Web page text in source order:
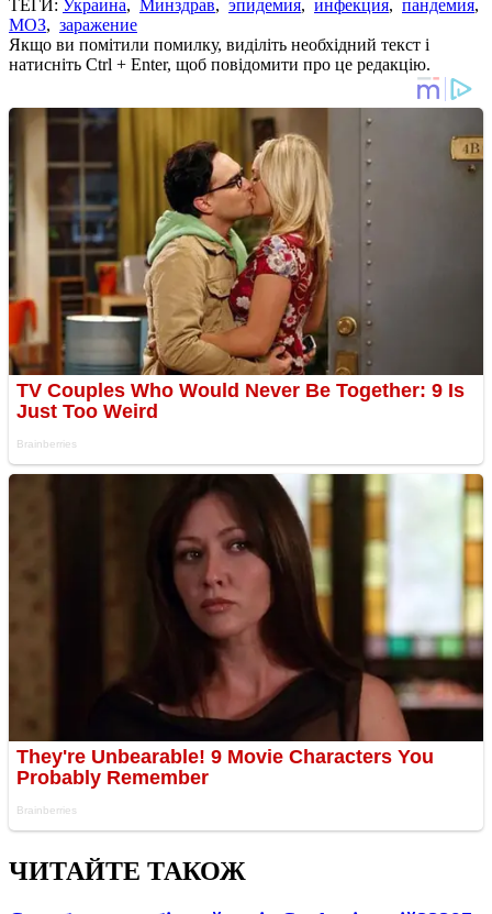
ТЕГИ: Украина, Минздрав, эпидемия, инфекция, пандемия,
МОЗ, заражение
Якщо ви помітили помилку, виділіть необхідний текст і
натисніть Ctrl + Enter, щоб повідомити про це редакцію.
ЧИТАЙТЕ ТАКОЖ